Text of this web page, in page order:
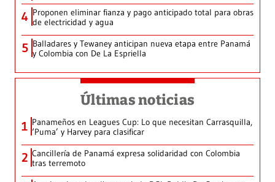
4 Proponen eliminar fianza y pago anticipado total para obras
de electricidad y agua
5 Balladares y Tewaney anticipan nueva etapa entre Panamá
y Colombia con De La Espriella
Últimas noticias
1 Panameños en Leagues Cup: Lo que necesitan Carrasquilla,
‘Puma’ y Harvey para clasificar
2 Cancillería de Panamá expresa solidaridad con Colombia
tras terremoto